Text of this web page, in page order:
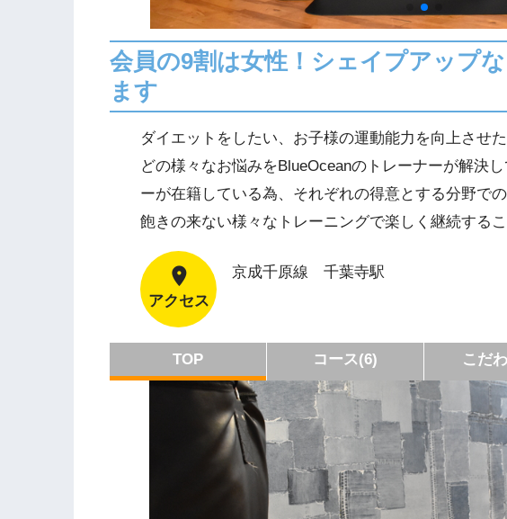
会員の9割は女性！シェイプアップ
ます
ダイエットをしたい、お子様の運動能力を向上させ
どの様々なお悩みをBlueOceanのトレーナーが解決
ーが在籍している為、それぞれの得意とする分野で
飽きの来ない様々なトレーニングで楽しく継続する
アクセス
京成千原線 千葉寺駅
TOP コース(6) こだ